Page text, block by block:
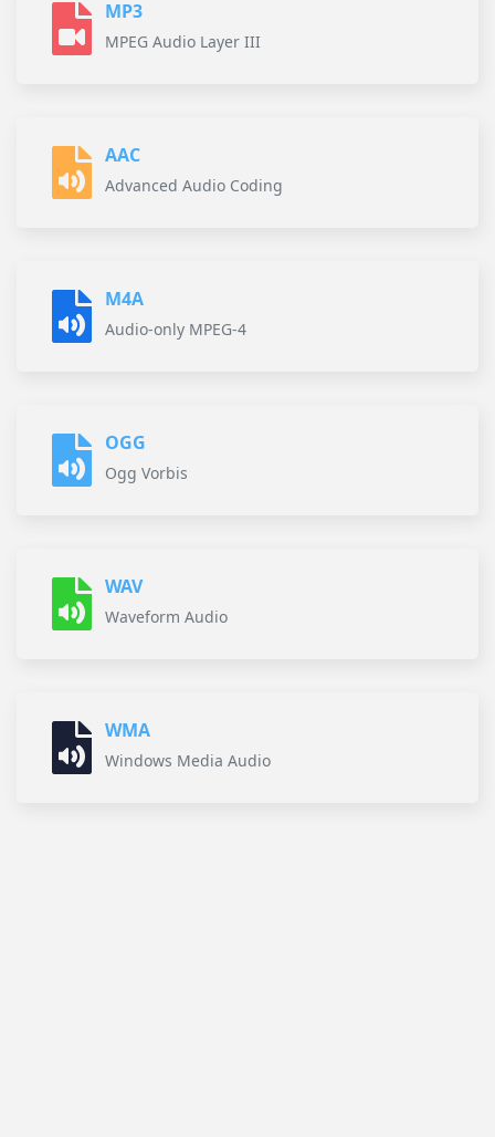
MP3
MPEG Audio Layer III
AAC
Advanced Audio Coding
M4A
Audio-only MPEG-4
OGG
Ogg Vorbis
WAV
Waveform Audio
WMA
Windows Media Audio